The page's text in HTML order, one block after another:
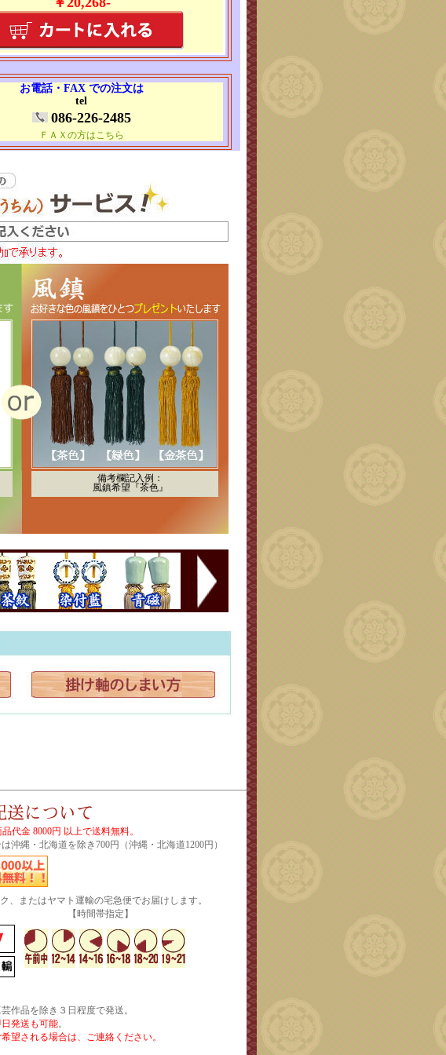
お電話・FAX での注文は
tel
086-226-2485
ＦＡＸの方はこちら
備考欄記入例：
風鎮希望『茶色』
品代金 8000円 以上で送料無料。
沖縄・北海道を除き700円（沖縄・北海道1200円）
、またはヤマト運輸の宅急便でお届けします。
帯指定】
作品を除き３日程度で発送。
日発送も可能。
される場合は、ご連絡ください。